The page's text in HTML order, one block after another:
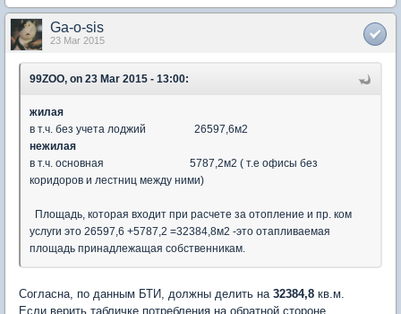
Ga-o-sis
23 Mar 2015
99ZOO, on 23 Mar 2015 - 13:00:
жилая
в т.ч. без учета лоджий 26597,6м2
нежилая
в т.ч. основная 5787,2м2 ( т.е офисы без
коридоров и лестниц между ними)
Площадь, которая входит при расчете за отопление и пр. ком
услуги это 26597,6 +5787,2 =32384,8м2 -это отапливаемая
площадь принадлежащая собственникам.
Согласна, по данным БТИ, должны делить на 32384,8 кв.м.
Если верить табличке потребления на обратной стороне